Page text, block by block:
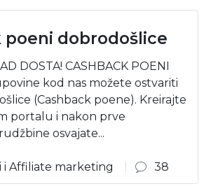
poeni dobrodošlice
DOSTA! CASHBACK POENI
kod nas možete ostvariti
(Cashback poene). Kreirajte
portalu i nakon prve
osvajate...
i Affiliate marketing
38